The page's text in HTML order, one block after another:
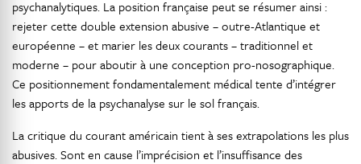
psychanalytiques. La position française peut se résumer ainsi :
rejeter cette double extension abusive – outre-Atlantique et
européenne – et marier les deux courants – traditionnel et
moderne – pour aboutir à une conception pro-nosographique.
Ce positionnement fondamentalement médical tente d’intégrer
les apports de la psychanalyse sur le sol français.
La critique du courant américain tient à ses extrapolations les plus
abusives. Sont en cause l’imprécision et l’insuffisance des